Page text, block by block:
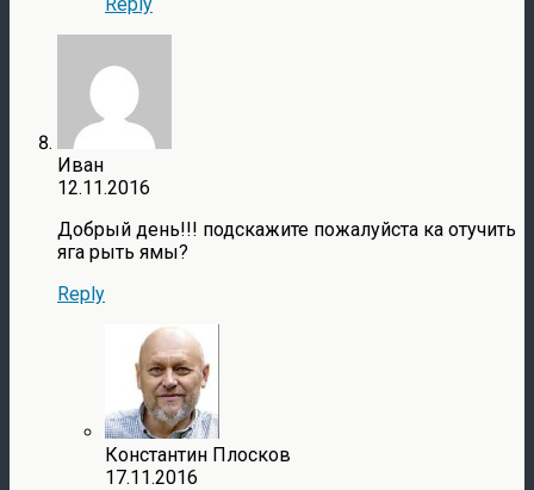
Иван
12.11.2016
Добрый день!!! подскажите пожалуйста ка отучить
яга рыть ямы?
Reply
Константин Плосков
17.11.2016